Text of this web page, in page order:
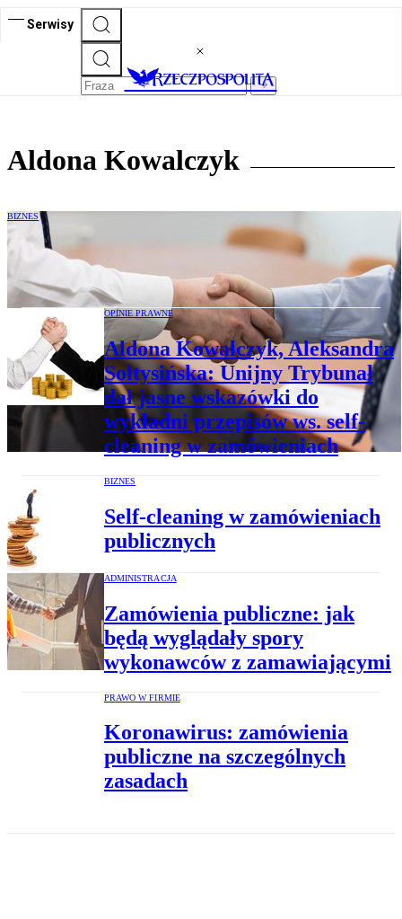
Serwisy
Aldona Kowalczyk
BIZNES
Cena zwaloryzowana to także korzyść dla
zamawiającego
OPINIE PRAWNE
Aldona Kowalczyk, Aleksandra
Sołtysińska: Unijny Trybunał
dał jasne wskazówki do
wykładni przepisów ws. self-
cleaning w zamówieniach
BIZNES
Self-cleaning w zamówieniach
publicznych
ADMINISTRACJA
Zamówienia publiczne: jak
będą wyglądały spory
wykonawców z zamawiającymi
PRAWO W FIRMIE
Koronawirus: zamówienia
publiczne na szczególnych
zasadach